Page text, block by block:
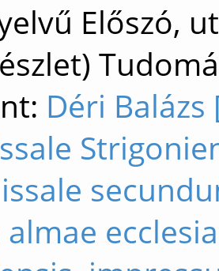
Előszó,
Déri Balázs